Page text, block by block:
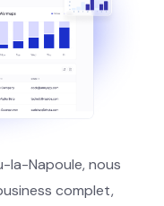
la-Napoule, nous
complet,